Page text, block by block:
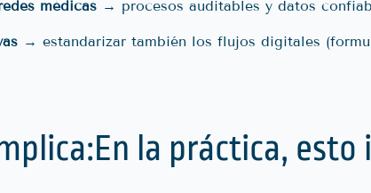
médicas→ procesos auditables y datos
→ estandarizar también los flujos digitales
la práctica, esto